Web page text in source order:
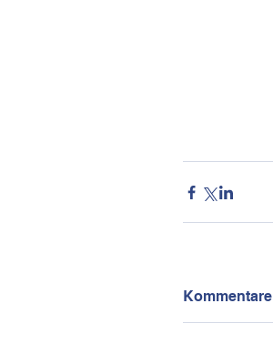
Kommentare